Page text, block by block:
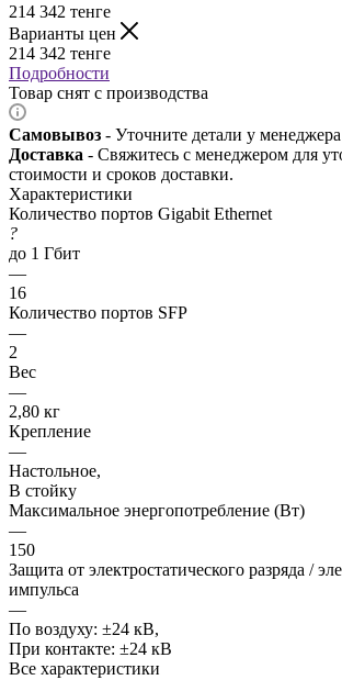
214 342 тенге
Варианты цен
214 342 тенге
Подробности
Товар снят с производства
Самовывоз - Уточните детали у менеджера
Доставка - Свяжитесь с менеджером для
стоимости и сроков доставки.
Характеристики
Количество портов Gigabit Ethernet
?
до 1 Гбит
—
16
Количество портов SFP
—
2
Вес
—
2,80 кг
Крепление
—
Настольное,
В стойку
Максимальное энергопотребление (Вт)
—
150
Защита от электростатического разряда /
импульса
—
По воздуху: ±24 кВ,
При контакте: ±24 кВ
Все характеристики